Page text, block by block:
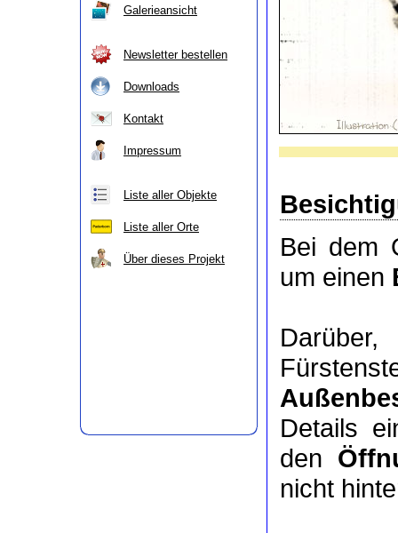
Galerieansicht
Newsletter bestellen
Downloads
Kontakt
Impressum
Liste aller Objekte
Liste aller Orte
Über dieses Projekt
Bei dem
um einen
Details
den
nicht